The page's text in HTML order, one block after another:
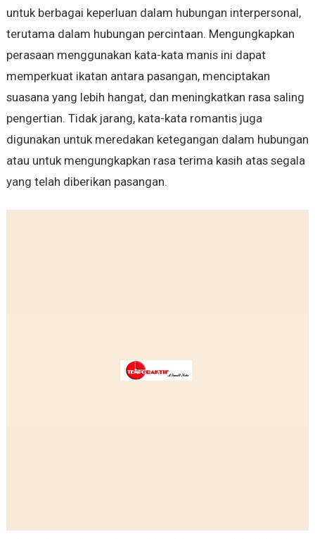
untuk berbagai keperluan dalam hubungan interpersonal,
terutama dalam hubungan percintaan. Mengungkapkan
perasaan menggunakan kata-kata manis ini dapat
memperkuat ikatan antara pasangan, menciptakan
suasana yang lebih hangat, dan meningkatkan rasa saling
pengertian. Tidak jarang, kata-kata romantis juga
digunakan untuk meredakan ketegangan dalam hubungan
atau untuk mengungkapkan rasa terima kasih atas segala
yang telah diberikan pasangan.